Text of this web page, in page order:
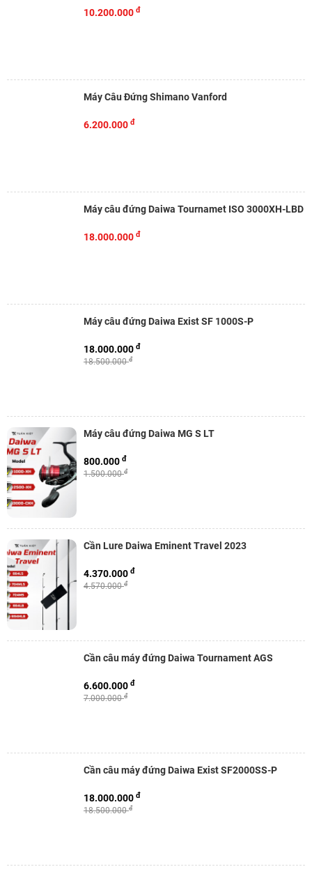
10.200.000 đ
Máy Câu Đứng Shimano Vanford
6.200.000 đ
Máy câu đứng Daiwa Tournamet ISO 3000XH-LBD
18.000.000 đ
Máy câu đứng Daiwa Exist SF 1000S-P
18.500.000đ
18.000.000 đ
Máy câu đứng Daiwa MG S LT
1.500.000đ
800.000 đ
Cần Lure Daiwa Eminent Travel 2023
4.570.000đ
4.370.000 đ
Cần câu máy đứng Daiwa Tournament AGS
7.000.000đ
6.600.000 đ
Cần câu máy đứng Daiwa Exist SF2000SS-P
18.500.000đ
18.000.000 đ